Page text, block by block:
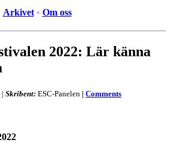
Arkivet • Om oss
2022: Lär känna
| Skribent: ESC-Panelen | Comments